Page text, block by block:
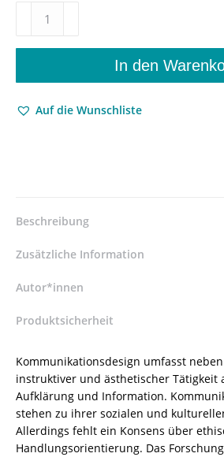
Kommunikation
Gestaltung
Nolte
Gerhard
(Hrsg.)
ISBN
/
978-
3-
8260-
5426-
6
In den
Auf die Wunschliste
Beschreibung
Zusätzliche Information
Autor*innen
Produktsicherheit
Kommunikationsdesign umfasst
instruktiver und ästhetischer Tätigkeit
Aufklärung und Information.
stehen zu ihrer sozialen und
Allerdings fehlt ein Konsens über
Handlungsorientierung. Das